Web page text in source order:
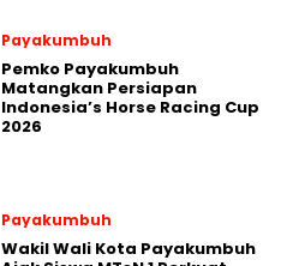
Payakumbuh
Pemko Payakumbuh
Matangkan Persiapan
Indonesia’s Horse Racing Cup
2026
Payakumbuh
Wakil Wali Kota Payakumbuh